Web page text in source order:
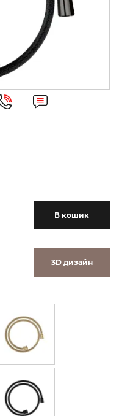
В кошик
3D дизайн